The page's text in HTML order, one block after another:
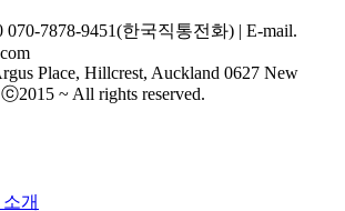
070-7878-9451(한국직통전화) | E-mail.
Place, Hillcrest, Auckland 0627 New
~ All rights reserved.
개